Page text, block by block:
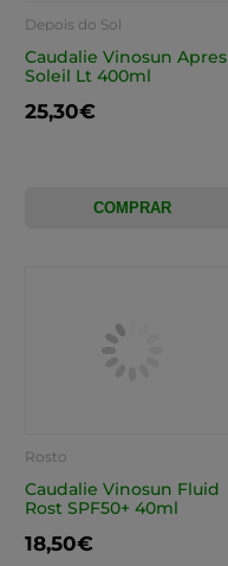
Depois do Sol
Caudalie Vinosun Apres
Soleil Lt 400ml
25,30€
COMPRAR
Rosto
Caudalie Vinosun Fluid
Rost SPF50+ 40ml
18,50€